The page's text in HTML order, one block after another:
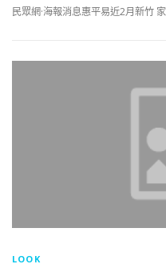
民眾網·海報消息惠平易近2月新竹
LOOK